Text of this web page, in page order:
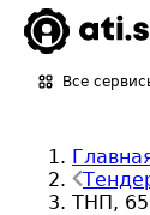
Все
ТНП, 65